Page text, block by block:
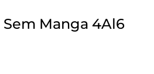
Manga 4Al6